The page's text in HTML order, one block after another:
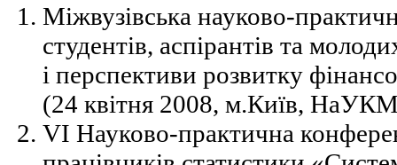
Міжвузівська науково-
студентів, аспірантів та
і перспективи розвитку
(24 квітня 2008, м.Київ,
VI Науково-практична